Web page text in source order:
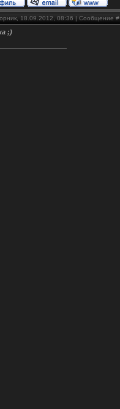
18.09.2012, 08:36 | Сообщение #
;)